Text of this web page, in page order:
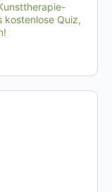
kostenlose Quiz,